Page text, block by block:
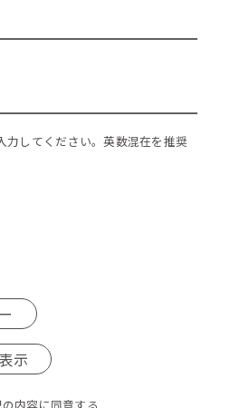
してください。英数混在を推奨
示